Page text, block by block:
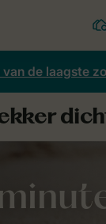
de laagste